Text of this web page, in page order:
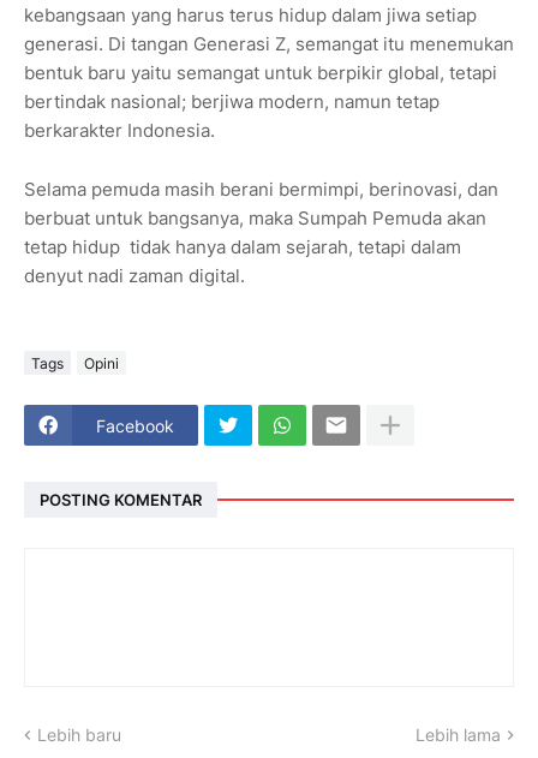
kebangsaan yang harus terus hidup dalam jiwa setiap
generasi. Di tangan Generasi Z, semangat itu menemukan
bentuk baru yaitu semangat untuk berpikir global, tetapi
bertindak nasional; berjiwa modern, namun tetap
berkarakter Indonesia.
Selama pemuda masih berani bermimpi, berinovasi, dan
berbuat untuk bangsanya, maka Sumpah Pemuda akan
tetap hidup tidak hanya dalam sejarah, tetapi dalam
denyut nadi zaman digital.
Tags Opini
Facebook
POSTING KOMENTAR
Lebih baru Lebih lama